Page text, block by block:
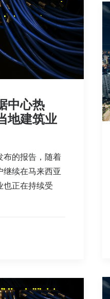
中心热
地建筑业
布的报告，随着
继续在马来西亚
也正在持续受